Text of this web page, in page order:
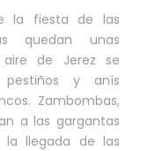
la fiesta de las
quedan unas
de Jerez se
y anís
Zambombas,
a las gargantas
la llegada de las